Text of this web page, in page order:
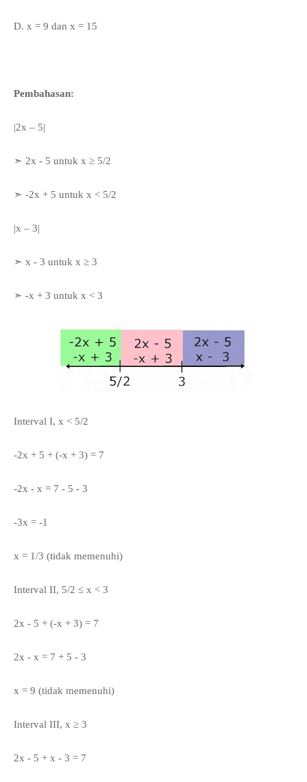
D. x = 9 dan x = 15
Pembahasan:
|2x – 5|
➣ 2x - 5 untuk x ≥ 5/2
➣ -2x + 5 untuk x < 5/2
|x – 3|
➣ x - 3 untuk x ≥ 3
➣ -x + 3 untuk x < 3
Interval I, x < 5/2
-2x + 5 + (-x + 3) = 7
-2x - x = 7 - 5 - 3
-3x = -1
x = 1/3 (tidak memenuhi)
Interval II, 5/2 ≤ x < 3
2x - 5 + (-x + 3) = 7
2x - x = 7 + 5 - 3
x = 9 (tidak memenuhi)
Interval III, x ≥ 3
2x - 5 + x - 3 = 7